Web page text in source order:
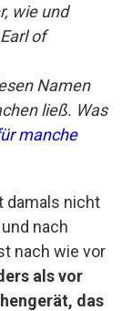
wie und
of
Namen
ließ. Was
manche
damals nicht
nach
nach wie vor
als vor
das